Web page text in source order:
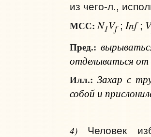
из чего‑л.,
МСС: N1Vf; Inf; V
Пред.:
отделываться от
Илл.: Захар с
собой и
4)
Человек